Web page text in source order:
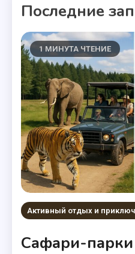
Последние
1 МИНУТА ЧТЕНИЕ
Активный отдых и
Сафари-парки